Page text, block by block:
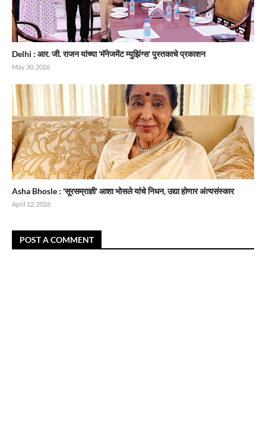
Delhi : आर. जी. राजन यांच्या 'मॅनेजमेंट म्युझिंग्स' पुस्तकाचे प्रकाशन
May 30, 2026
Asha Bhosle : 'सूरसम्राज्ञी' आशा भोसले यांचे निधन, उद्या होणार अंत्यसंस्कार
April 12, 2026
POST A COMMENT